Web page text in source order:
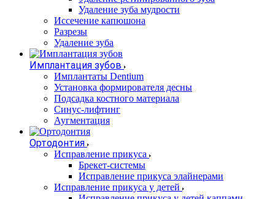
Удаление зуба мудрости
Иссечение капюшона
Разрезы
Удаление зуба
Имплантация зубов
Имплантаты Dentium
Установка формирователя десны
Подсадка костного материала
Синус-лифтинг
Аугментация
Ортодонтия
Исправление прикуса
Брекет-системы
Исправление прикуса элайнерами
Исправление прикуса у детей